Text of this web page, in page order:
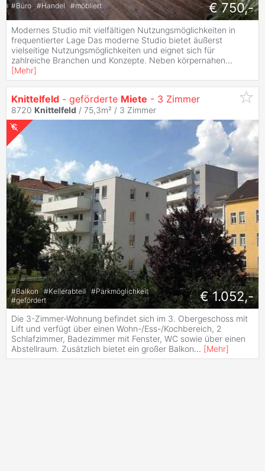
#Büro #Handel #möbliert € 750,-
Modernes Studio mit vielfältigen Nutzungsmöglichkeiten in
frequentierter Lage Das moderne Studio bietet äußerst
vielseitige Nutzungsmöglichkeiten und eignet sich für
zahlreiche Branchen und Konzepte. Neben körpernahen...
[Mehr]
Knittelfeld - geförderte Miete - 3 Zimmer
8720 Knittelfeld / 75,3m² / 3 Zimmer
#Balkon #Kellerabteil #Parkmöglichkeit
#gefördert € 1.052,-
Die 3-Zimmer-Wohnung befindet sich im 3. Obergeschoss mit
Lift und verfügt über einen Wohn-/Ess-/Kochbereich, 2
Schlafzimmer, Badezimmer mit Fenster, WC sowie über einen
Abstellraum. Zusätzlich bietet ein großer Balkon... [Mehr]